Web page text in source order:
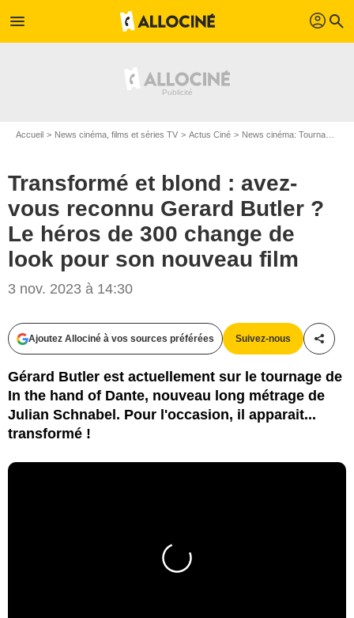
menu profil search
Accueil News cinéma, films et séries TV Actus Ciné News cinéma: Tournages
Transformé et blond : avez-
vous reconnu Gerard Butler ?
Le héros de 300 change de
look pour son nouveau film
3 nov. 2023 à 14:30
Ajoutez Allociné à vos sources préférées Suivez-nous
Gérard Butler est actuellement sur le tournage de
In the hand of Dante, nouveau long métrage de
Julian Schnabel. Pour l'occasion, il apparait...
transformé !